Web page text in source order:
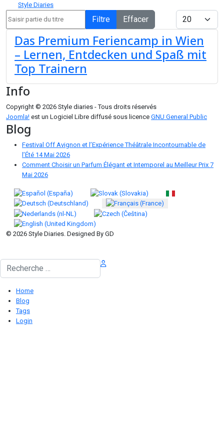
Style Diaries
Filtre Effacer
Afficher #
Das Premium Feriencamp in Wien
– Lernen, Entdecken und Spaß mit
Top Trainern
Info
Copyright © 2026 Style diaries - Tous droits réservés
Joomla! est un Logiciel Libre diffusé sous licence GNU General Public
Blog
Festival Off Avignon et l’Expérience Théâtrale Incontournable de
l’Été 14 Mai 2026
Comment Choisir un Parfum Élégant et Intemporel au Meilleur Prix 7
Mai 2026
Sélectionnez votre langue
© 2026 Style Diaries. Designed By GD
Rechercher
Home
Blog
Tags
Login